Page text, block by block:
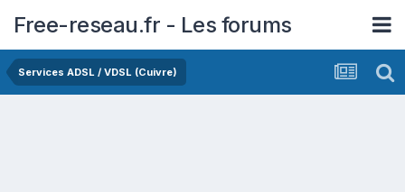
Free-reseau.fr - Les forums
Services ADSL / VDSL (Cuivre)